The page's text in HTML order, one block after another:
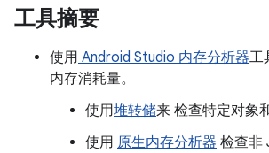
工具摘要
使用 Android Studio 内存分析器工
内存消耗量。
使用堆转储来 检查特定对象
使用 原生内存分析器 检查非